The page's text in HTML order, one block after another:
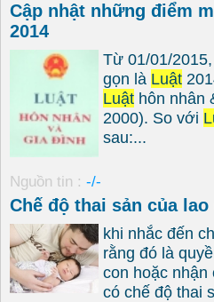
Cập nhật những điểm
2014
Từ 01/01/2015,
gọn là Luật
Luật hôn nhân
2000). So với
sau:...
Nguồn tin : -/-
Chế độ thai sản của lao
khi nhắc đến
rằng đó là
con hoặc
có chế độ thai